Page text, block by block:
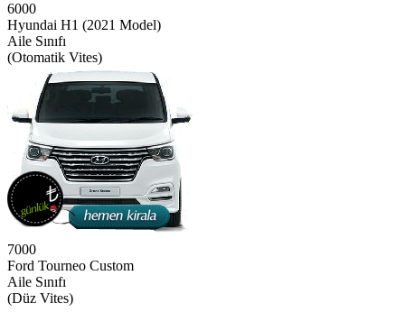
6000
Hyundai H1 (2021 Model)
Aile Sınıfı
(Otomatik Vites)
7000
Ford Tourneo Custom
Aile Sınıfı
(Düz Vites)